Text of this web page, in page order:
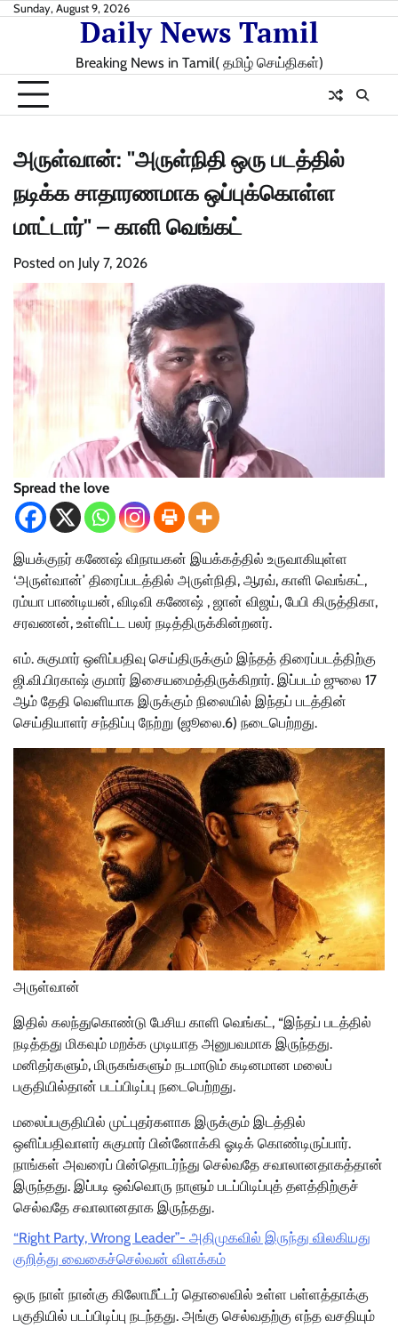
SkipSunday, August 9, 2026
Daily News Tamil
Breaking News in Tamil( தமிழ் செய்திகள்)
அருள்வான்: "அருள்நிதி ஒரு படத்தில்
நடிக்க சாதாரணமாக ஒப்புக்கொள்ள
மாட்டார்" – காளி வெங்கட்
Posted on July 7, 2026
Spread the love
இயக்குநர் கணேஷ் விநாயகன் இயக்கத்தில் உருவாகியுள்ள
‘அருள்வான்’ திரைப்படத்தில் அருள்நிதி, ஆரவ், காளி வெங்கட்,
ரம்யா பாண்டியன், விடிவி கணேஷ் , ஜான் விஜய், பேபி கிருத்திகா,
சரவணன், உள்ளிட்ட பலர் நடித்திருக்கின்றனர்.
எம். சுகுமார் ஒளிப்பதிவு செய்திருக்கும் இந்தத் திரைப்படத்திற்கு
ஜி.வி.பிரகாஷ் குமார் இசையமைத்திருக்கிறார். இப்படம் ஜுலை 17
ஆம் தேதி வெளியாக இருக்கும் நிலையில் இந்தப் படத்தின்
செய்தியாளர் சந்திப்பு நேற்று (ஜூலை.6) நடைபெற்றது.
அருள்வான்
இதில் கலந்துகொண்டு பேசிய காளி வெங்கட், “இந்தப் படத்தில்
நடித்தது மிகவும் மறக்க முடியாத அனுபவமாக இருந்தது.
மனிதர்களும், மிருகங்களும் நடமாடும் கடினமான மலைப்
பகுதியில்தான் படப்பிடிப்பு நடைபெற்றது.
மலைப்பகுதியில் முட்புதர்களாக இருக்கும் இடத்தில்
ஒளிப்பதிவாளர் சுகுமார் பின்னோக்கி ஓடிக் கொண்டிருப்பார்.
நாங்கள் அவரைப் பின்தொடர்ந்து செல்வதே சவாலானதாகத்தான்
இருந்தது. இப்படி ஒவ்வொரு நாளும் படப்பிடிப்புத் தளத்திற்குச்
செல்வதே சவாலானதாக இருந்தது.
“Right Party, Wrong Leader”- அதிமுகவில் இருந்து விலகியது
குறித்து வைகைச்செல்வன் விளக்கம்
ஒரு நாள் நான்கு கிலோமீட்டர் தொலைவில் உள்ள பள்ளத்தாக்கு
பகுதியில் படப்பிடிப்பு நடந்தது. அங்கு செல்வதற்கு எந்த வசதியும்